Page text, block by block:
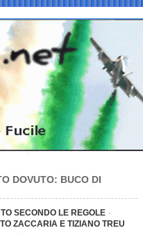
DOVUTO: BUCO DI
SECONDO LE REGOLE
ZACCARIA E TIZIANO TREU